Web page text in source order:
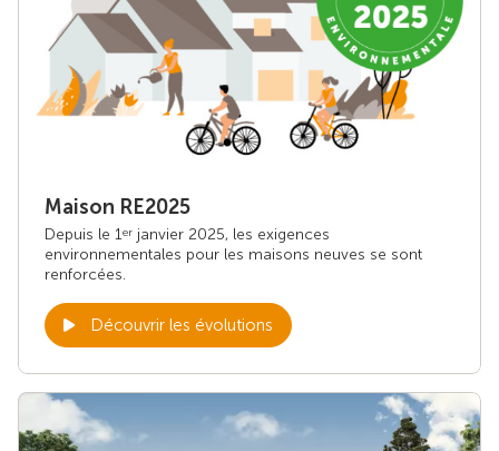
Maison RE2025
Depuis le 1er janvier 2025, les exigences
environnementales pour les maisons neuves se sont
renforcées.
Découvrir les évolutions